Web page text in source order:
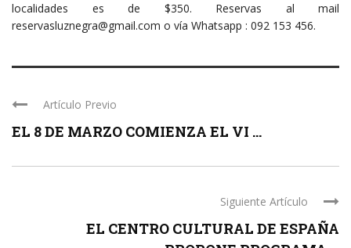
localidades es de $350. Reservas al mail
reservasluznegra@gmail.com o vía Whatsapp : 092 153 456.
Artículo Previo
EL 8 DE MARZO COMIENZA EL VI ...
Siguiente Artículo
EL CENTRO CULTURAL DE ESPAÑA